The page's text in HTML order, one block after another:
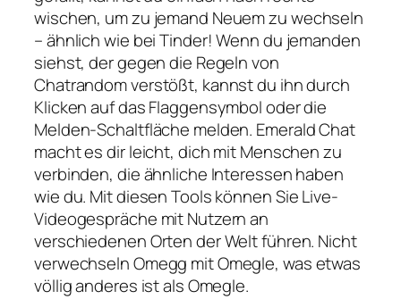
wischen, um zu jemand Neuem zu wechseln
– ähnlich wie bei Tinder! Wenn du jemanden
siehst, der gegen die Regeln von
Chatrandom verstößt, kannst du ihn durch
Klicken auf das Flaggensymbol oder die
Melden-Schaltfläche melden. Emerald Chat
macht es dir leicht, dich mit Menschen zu
verbinden, die ähnliche Interessen haben
wie du. Mit diesen Tools können Sie Live-
Videogespräche mit Nutzern an
verschiedenen Orten der Welt führen. Nicht
verwechseln Omegg mit Omegle, was etwas
völlig anderes ist als Omegle.